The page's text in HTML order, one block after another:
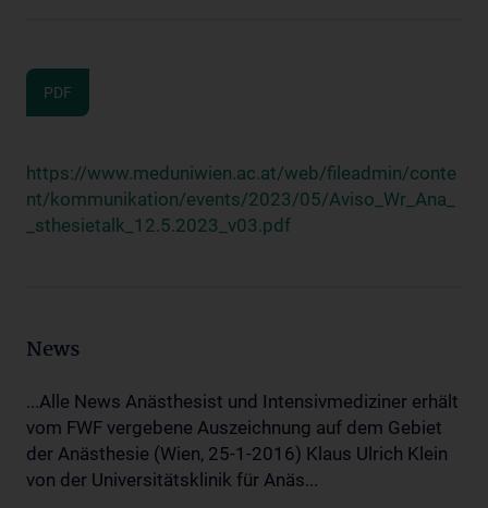
PDF
https://www.meduniwien.ac.at/web/fileadmin/conte
nt/kommunikation/events/2023/05/Aviso_Wr_Ana_
_sthesietalk_12.5.2023_v03.pdf
News
...Alle News Anästhesist und Intensivmediziner erhält
vom FWF vergebene Auszeichnung auf dem Gebiet
der Anästhesie (Wien, 25-1-2016) Klaus Ulrich Klein
von der Universitätsklinik für Anäs...